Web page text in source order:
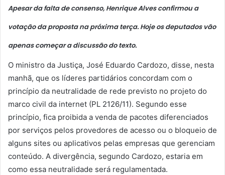
Apesar da falta de consenso, Henrique Alves confirmou a
votação da proposta na próxima terça. Hoje os deputados vão
apenas começar a discussão do texto.
O ministro da Justiça, José Eduardo Cardozo, disse, nesta
manhã, que os líderes partidários concordam com o
princípio da neutralidade de rede previsto no projeto do
marco civil da internet (PL 2126/11). Segundo esse
princípio, fica proibida a venda de pacotes diferenciados
por serviços pelos provedores de acesso ou o bloqueio de
alguns sites ou aplicativos pelas empresas que gerenciam
conteúdo. A divergência, segundo Cardozo, estaria em
como essa neutralidade será regulamentada.